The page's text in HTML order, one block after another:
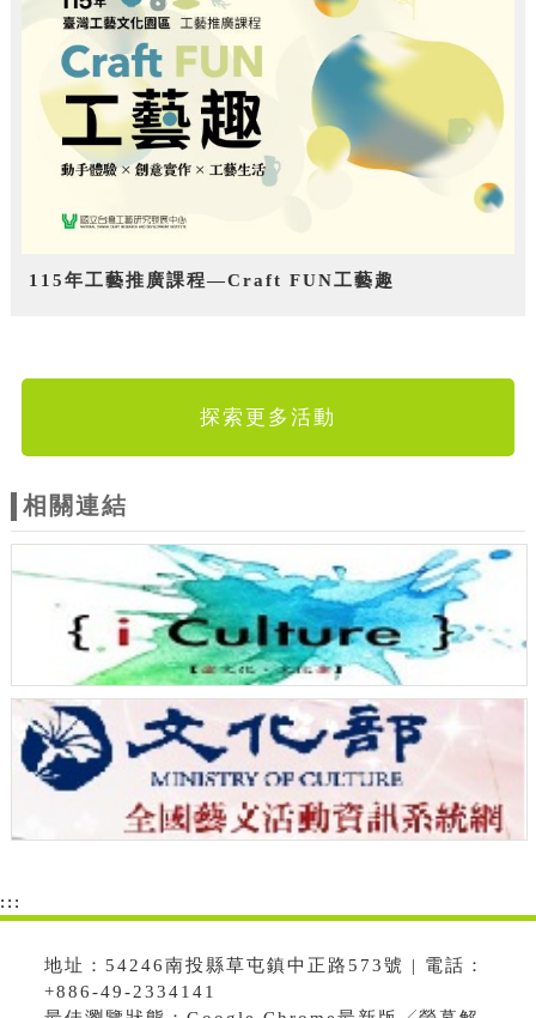
115年工藝推廣課程—Craft FUN工藝趣
探索更多活動
相關連結
:::
地址：54246南投縣草屯鎮中正路573號 | 電話：
+886-49-2334141